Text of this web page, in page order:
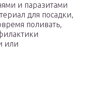
и паразитами
для посадки,
поливать,
или